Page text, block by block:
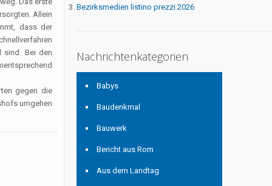
Allein
dass der
sind. Bei den
gegen die
umgehen
Bezirksmedien listino prezzi 2026
Nachrichtenkategorien
Babys
Baudenkmal
Bauwerk
Bericht aus Rom
Aus dem Landtag